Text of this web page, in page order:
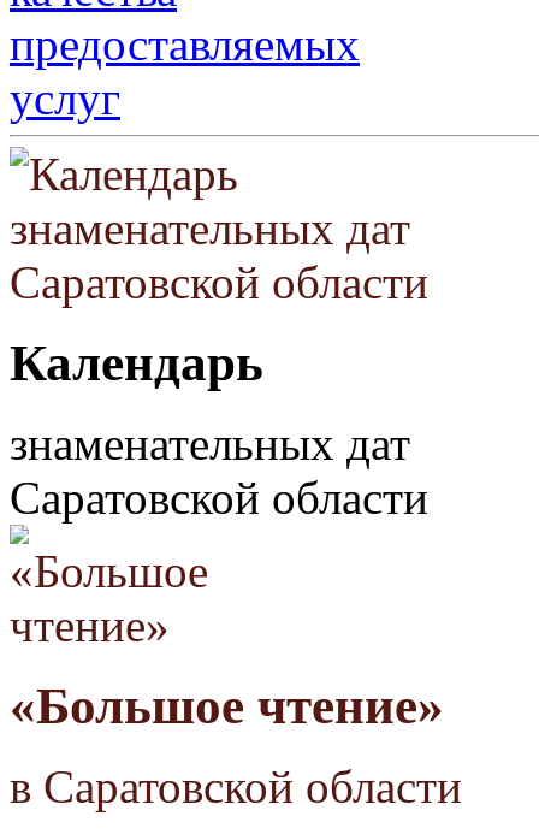
Календарь
знаменательных дат
Саратовской области
«Большое чтение»
в Саратовской области